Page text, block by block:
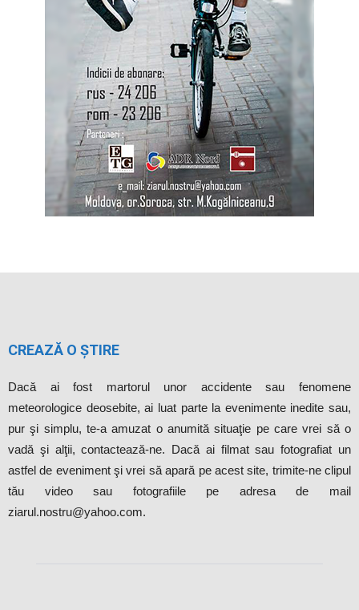
CREAZĂ O ȘTIRE
Dacă ai fost martorul unor accidente sau fenomene
meteorologice deosebite, ai luat parte la evenimente inedite sau,
pur şi simplu, te-a amuzat o anumită situaţie pe care vrei să o
vadă şi alţii, contactează-ne. Dacă ai filmat sau fotografiat un
astfel de eveniment şi vrei să apară pe acest site, trimite-ne clipul
tău video sau fotografiile pe adresa de mail
ziarul.nostru@yahoo.com.